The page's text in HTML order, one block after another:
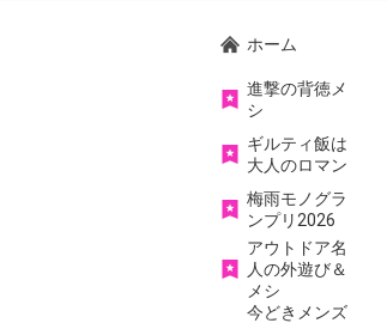
ホーム
進撃の背徳メ
シ
ギルティ飯は
大人のロマン
梅雨モノグラ
ンプリ2026
アウトドア名
人の外遊び＆
メシ
今どきメンズ